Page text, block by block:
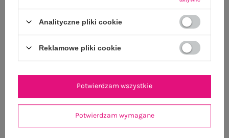
Analityczne pliki cookie
Reklamowe pliki cookie
Potwierdzam wymagane
Potwierdzam wszystkie